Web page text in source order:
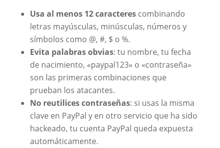
Usa al menos 12 caracterescombinando
letras mayúsculas, minúsculas, números y
símbolos como @, #, $ o %.
Evita palabras obvias: tu nombre, tu fecha
de nacimiento, «paypal123» o «contraseña»
son las primeras combinaciones que
prueban los atacantes.
No reutilices contraseñas: si usas la misma
clave en PayPal y en otro servicio que ha sido
hackeado, tu cuenta PayPal queda expuesta
automáticamente.